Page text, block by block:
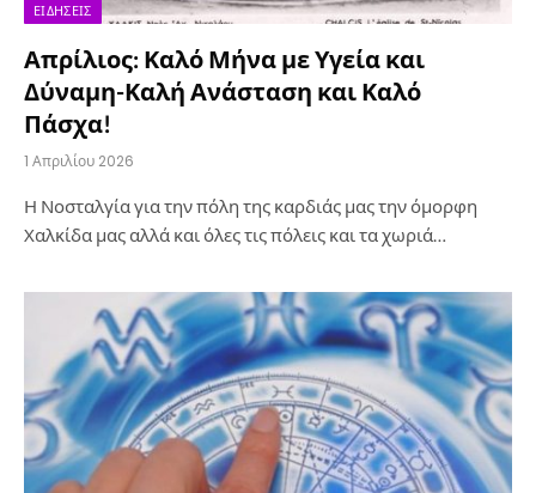
ΕΙΔΉΣΕΙΣ
Απρίλιος: Καλό Μήνα με Υγεία και
Δύναμη-Καλή Ανάσταση και Καλό
Πάσχα!
1 Απριλίου 2026
Η Νοσταλγία για την πόλη της καρδιάς μας την όμορφη
Χαλκίδα μας αλλά και όλες τις πόλεις και τα χωριά…